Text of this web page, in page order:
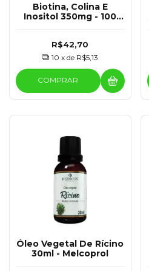
Biotina, Colina E
Inositol 350mg - 100
R$42,70
10 x de R$5,13
COMPRAR
Óleo Vegetal De Rícino
30ml - Melcoprol